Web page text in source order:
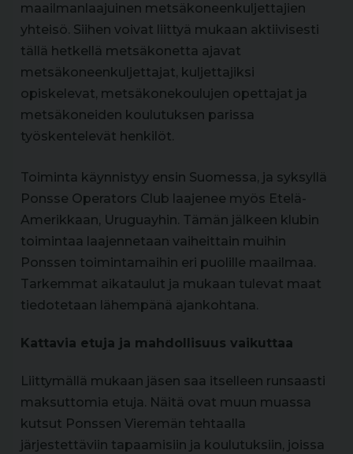
maailmanlaajuinen metsäkoneenkuljettajien
yhteisö. Siihen voivat liittyä mukaan aktiivisesti
tällä hetkellä metsäkonetta ajavat
metsäkoneenkuljettajat, kuljettajiksi
opiskelevat, metsäkonekoulujen opettajat ja
metsäkoneiden koulutuksen parissa
työskentelevät henkilöt.
Toiminta käynnistyy ensin Suomessa, ja syksyllä
Ponsse Operators Club laajenee myös Etelä-
Amerikkaan, Uruguayhin. Tämän jälkeen klubin
toimintaa laajennetaan vaiheittain muihin
Ponssen toimintamaihin eri puolille maailmaa.
Tarkemmat aikataulut ja mukaan tulevat maat
tiedotetaan lähempänä ajankohtana.
Kattavia etuja ja mahdollisuus vaikuttaa
Liittymällä mukaan jäsen saa itselleen runsaasti
maksuttomia etuja. Näitä ovat muun muassa
kutsut Ponssen Vieremän tehtaalla
järjestettäviin tapaamisiin ja koulutuksiin, joissa